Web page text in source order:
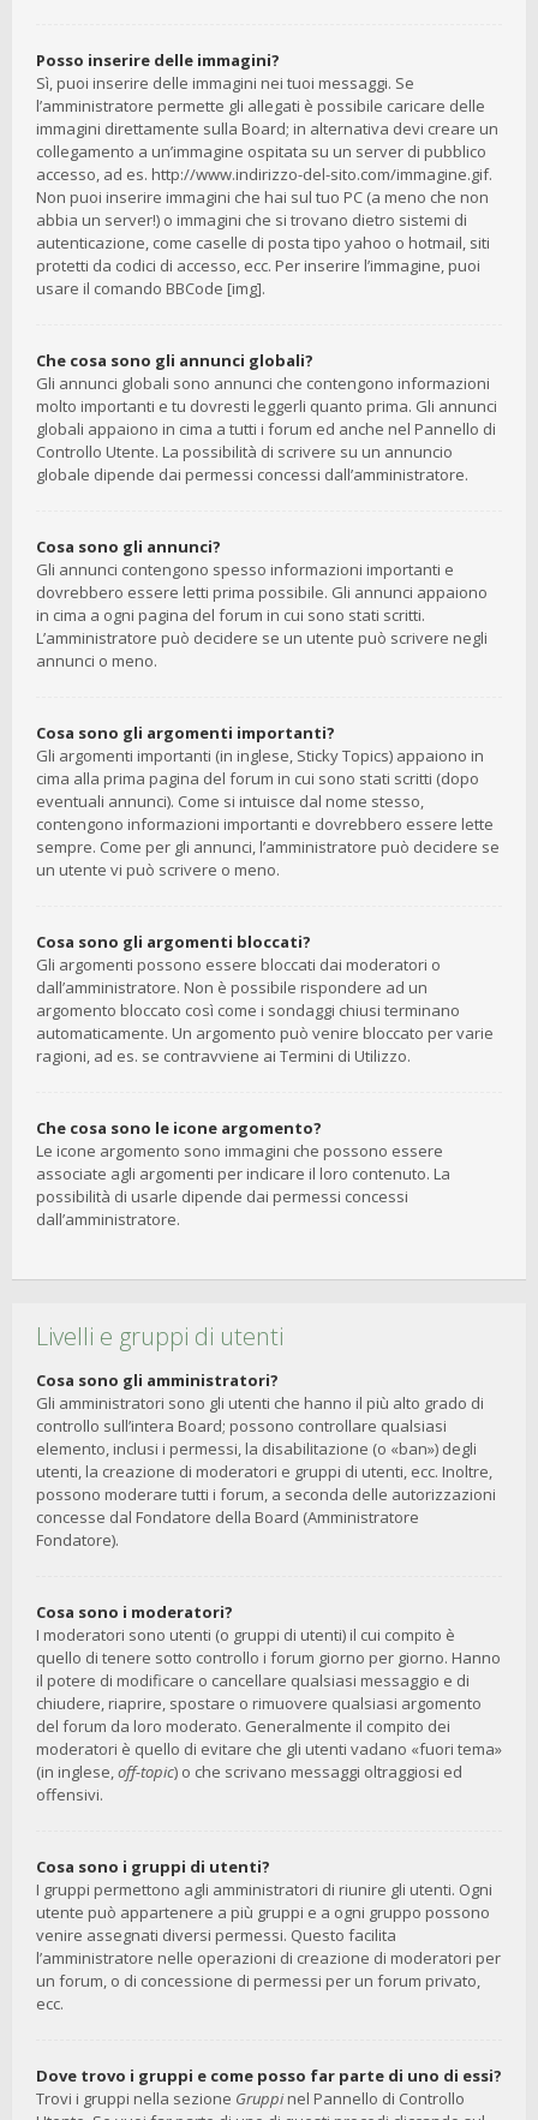
Posso inserire delle immagini?
Sì, puoi inserire delle immagini nei tuoi messaggi. Se
l’amministratore permette gli allegati è possibile caricare delle
immagini direttamente sulla Board; in alternativa devi creare un
collegamento a un’immagine ospitata su un server di pubblico
accesso, ad es. http://www.indirizzo-del-sito.com/immagine.gif.
Non puoi inserire immagini che hai sul tuo PC (a meno che non
abbia un server!) o immagini che si trovano dietro sistemi di
autenticazione, come caselle di posta tipo yahoo o hotmail, siti
protetti da codici di accesso, ecc. Per inserire l’immagine, puoi
usare il comando BBCode [img].
Che cosa sono gli annunci globali?
Gli annunci globali sono annunci che contengono informazioni
molto importanti e tu dovresti leggerli quanto prima. Gli annunci
globali appaiono in cima a tutti i forum ed anche nel Pannello di
Controllo Utente. La possibilità di scrivere su un annuncio
globale dipende dai permessi concessi dall’amministratore.
Cosa sono gli annunci?
Gli annunci contengono spesso informazioni importanti e
dovrebbero essere letti prima possibile. Gli annunci appaiono
in cima a ogni pagina del forum in cui sono stati scritti.
L’amministratore può decidere se un utente può scrivere negli
annunci o meno.
Cosa sono gli argomenti importanti?
Gli argomenti importanti (in inglese, Sticky Topics) appaiono in
cima alla prima pagina del forum in cui sono stati scritti (dopo
eventuali annunci). Come si intuisce dal nome stesso,
contengono informazioni importanti e dovrebbero essere lette
sempre. Come per gli annunci, l’amministratore può decidere se
un utente vi può scrivere o meno.
Cosa sono gli argomenti bloccati?
Gli argomenti possono essere bloccati dai moderatori o
dall’amministratore. Non è possibile rispondere ad un
argomento bloccato così come i sondaggi chiusi terminano
automaticamente. Un argomento può venire bloccato per varie
ragioni, ad es. se contravviene ai Termini di Utilizzo.
Che cosa sono le icone argomento?
Le icone argomento sono immagini che possono essere
associate agli argomenti per indicare il loro contenuto. La
possibilità di usarle dipende dai permessi concessi
dall’amministratore.
Livelli e gruppi di utenti
Cosa sono gli amministratori?
Gli amministratori sono gli utenti che hanno il più alto grado di
controllo sull’intera Board; possono controllare qualsiasi
elemento, inclusi i permessi, la disabilitazione (o «ban») degli
utenti, la creazione di moderatori e gruppi di utenti, ecc. Inoltre,
possono moderare tutti i forum, a seconda delle autorizzazioni
concesse dal Fondatore della Board (Amministratore
Fondatore).
Cosa sono i moderatori?
I moderatori sono utenti (o gruppi di utenti) il cui compito è
quello di tenere sotto controllo i forum giorno per giorno. Hanno
il potere di modificare o cancellare qualsiasi messaggio e di
chiudere, riaprire, spostare o rimuovere qualsiasi argomento
del forum da loro moderato. Generalmente il compito dei
moderatori è quello di evitare che gli utenti vadano «fuori tema»
(in inglese,off-topic) o che scrivano messaggi oltraggiosi ed
offensivi.
Cosa sono i gruppi di utenti?
I gruppi permettono agli amministratori di riunire gli utenti. Ogni
utente può appartenere a più gruppi e a ogni gruppo possono
venire assegnati diversi permessi. Questo facilita
l’amministratore nelle operazioni di creazione di moderatori per
un forum, o di concessione di permessi per un forum privato,
ecc.
Dove trovo i gruppi e come posso far parte di uno di essi?
Trovi i gruppi nella sezione Gruppinel Pannello di Controllo